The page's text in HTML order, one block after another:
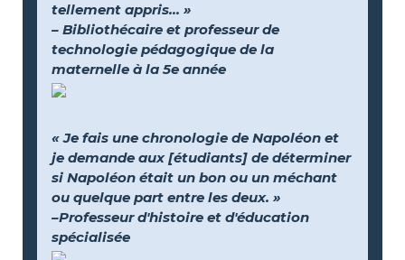
tellement appris... »
– Bibliothécaire et professeur de
technologie pédagogique de la
maternelle à la 5e année
« Je fais une chronologie de Napoléon et
je demande aux [étudiants] de déterminer
si Napoléon était un bon ou un méchant
ou quelque part entre les deux. »
–Professeur d'histoire et d'éducation
spécialisée